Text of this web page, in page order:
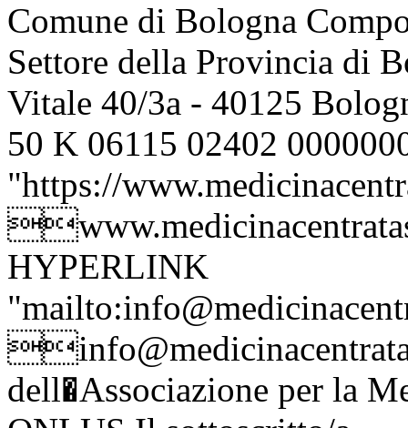
Comune di Bologna
Settore della Provincia di
Vitale 40/3a - 40125
50 K 06115 02402
"https://
HYPERLINK
"mailto:
